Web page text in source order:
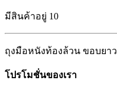
มีสินค้าอยู่ 10
ถุงมือหนังท้องล้วน ขอบยาว
โปรโมชั่นของเรา